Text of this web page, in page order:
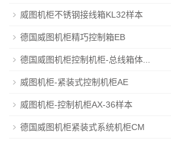
威图机柜不锈钢接线箱KL32样本
德国威图机柜精巧控制箱EB
德国威图机柜控制机柜-总线箱体...
威图机柜-紧装式控制机柜AE
威图机柜-控制机柜AX-36样本
德国威图机柜紧装式系统机柜CM